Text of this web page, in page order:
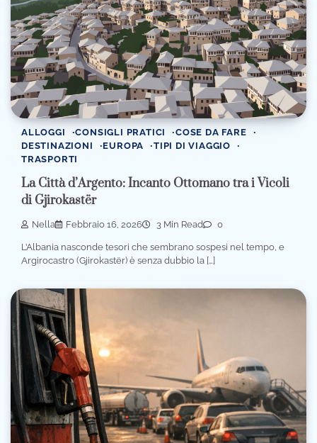
ALLOGGI CONSIGLI PRATICI
COSE DA FARE
DESTINAZIONI
EUROPA
TIPI DI VIAGGIO
TRASPORTI
La Città d’Argento: Incanto Ottomano tra i Vicoli
di Gjirokastër
Nella Febbraio 16, 2026 3 Min Read 0
L’Albania nasconde tesori che sembrano sospesi nel tempo, e
Argirocastro (Gjirokastër) è senza dubbio la […]